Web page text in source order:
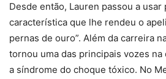
Desde então, Lauren passou a
característica que lhe rendeu o
pernas de ouro”. Além da carreira
tornou uma das principais vozes
a síndrome do choque tóxico. No